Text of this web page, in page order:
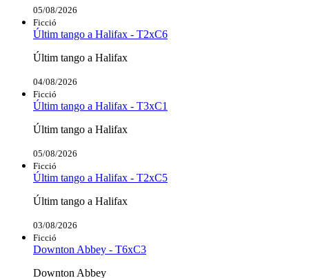
05/08/2026
Ficció
Últim tango a Halifax - T2xC6
Últim tango a Halifax
04/08/2026
Ficció
Últim tango a Halifax - T3xC1
Últim tango a Halifax
05/08/2026
Ficció
Últim tango a Halifax - T2xC5
Últim tango a Halifax
03/08/2026
Ficció
Downton Abbey - T6xC3
Downton Abbey